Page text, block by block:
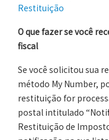
Restituição
O que fazer se você
fiscal
Se você solicitou sua
método My Number,
restituição for
postal intitulado
Restituição de